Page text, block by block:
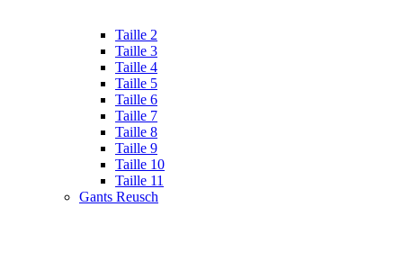
Taille 2
Taille 3
Taille 4
Taille 5
Taille 6
Taille 7
Taille 8
Taille 9
Taille 10
Taille 11
Gants Reusch